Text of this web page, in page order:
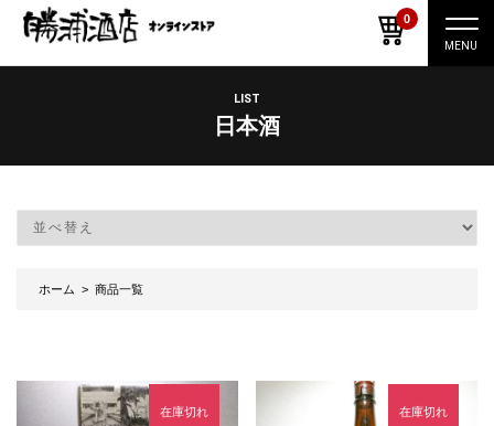
ナ
ビ
切
0
LIST
日本酒
ホーム > 商品一覧
在庫切れ 在庫切れ